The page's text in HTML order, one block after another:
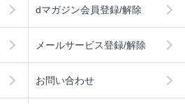
dマガジン会員登録/解除
メールサービス登録/解除
お問い合わせ